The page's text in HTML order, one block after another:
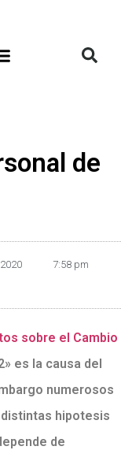
de
7:58 pm
sobre el Cambio
es la causa del
numerosos
hipotesis
de